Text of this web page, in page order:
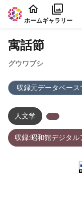
本文に飛ぶ
ホームギャラリー
寓話節
グウワブシ
収録元データベース
人文学
収録:昭和館デジタル